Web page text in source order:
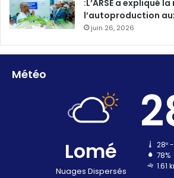
:L’ARSE a expliqué
l’autoproduction
juin 26, 2026
Météo
Lomé
Nuages Dispersés
28º -
78%
1.61